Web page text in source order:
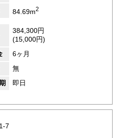
84.69m2
384,300円
(15,000円)
6ヶ月
無
即日
7